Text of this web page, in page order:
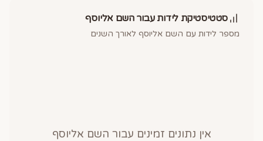
סטטיסטיקת לידות עבור השם אליוסף
מספר לידות עם השם אליוסף לאורך השנים
אין נתונים זמינים עבור השם אליוסף